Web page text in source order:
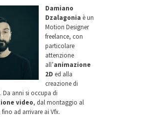
animazione di testi e
ideazione
progetto
Damiano
Dzalagonia è un
Motion Designer
freelance, con
particolare
attenzione
all’animazione
2D ed alla
creazione di
. Da anni si occupa di
video, dal montaggio al
ad arrivare ai Vfx.